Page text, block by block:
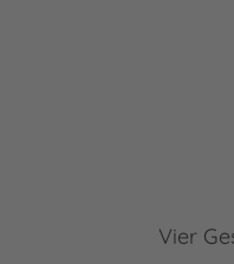
Vier